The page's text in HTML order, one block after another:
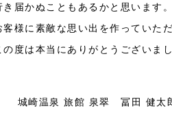
届かぬこともあるかと思います。
様に素敵な思い出を作っていただ
度は本当にありがとうございまし
城崎温泉 旅館 泉翠 冨田 健太